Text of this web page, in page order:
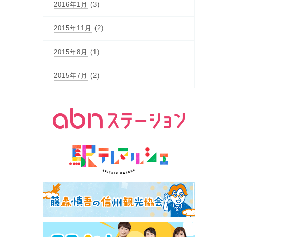
2016年1月 (3)
2015年11月 (2)
2015年8月 (1)
2015年7月 (2)